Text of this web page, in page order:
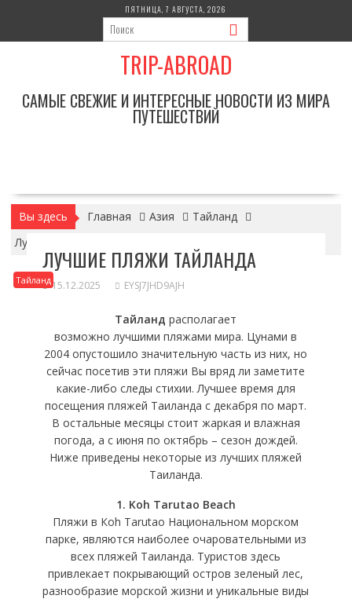
содержимому
ПЯТНИЦА, 7 АВГУСТА, 2026
TRIP-ABROAD
САМЫЕ СВЕЖИЕ И ИНТЕРЕСНЫЕ НОВОСТИ ИЗ МИРА
ПУТЕШЕСТВИЙ
Вы здесь Главная Азия
Тайланд
Лучшие пляжи Тайланда
Тайланд
ЛУЧШИЕ ПЛЯЖИ ТАЙЛАНДА
15.12.2025 EYSJ7JHD9AJH
Тайланд располагает
возможно лучшими пляжами мира. Цунами в
2004 опустошило значительную часть из них, но
сейчас посетив эти пляжи Вы вряд ли заметите
какие-либо следы стихии. Лучшее время для
посещения пляжей Таиланда с декабря по март.
В остальные месяцы стоит жаркая и влажная
погода, а с июня по октябрь – сезон дождей.
Ниже приведены некоторые из лучших пляжей
Таиланда.
1. Koh Tarutao Beach
Пляжи в Коh Tarutao Национальном морском
парке, являются наиболее очаровательными из
всех пляжей Таиланда. Туристов здесь
привлекает покрывающий остров зеленый лес,
разнообразие морской жизни и уникальные виды